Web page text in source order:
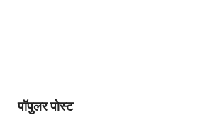
पॉपुलर पोस्ट